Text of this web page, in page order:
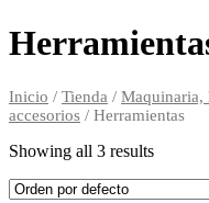
Inicio / Tienda / Maquinaria,
accesorios / Herramientas
Showing all 3 results